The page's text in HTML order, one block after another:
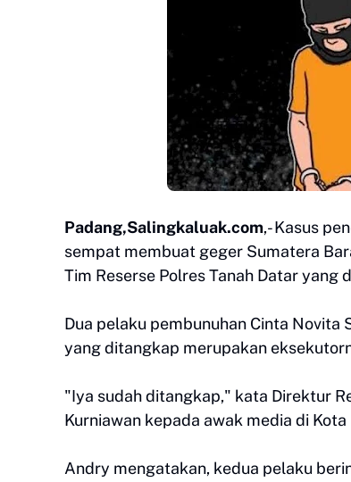
Padang,Salingkaluak.com,- Kasus
sempat membuat geger Sumatera
Tim Reserse Polres Tanah Datar yang
Dua pelaku pembunuhan Cinta Novita
yang ditangkap merupakan
"Iya sudah ditangkap," kata Direktur
Kurniawan kepada awak media di
Andry mengatakan, kedua pelaku